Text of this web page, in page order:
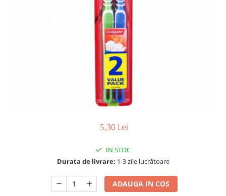
Folie aluminiu,folie alimentara
Produse de dezinfectare
Sapun lichid, sapun
5,30 Lei
IN STOC
Durata de livrare: 1-3 zile lucrătoare
ADAUGA IN COS